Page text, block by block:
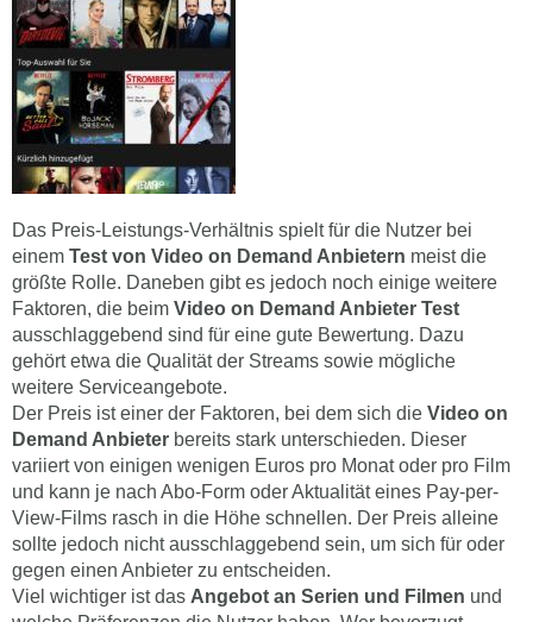
Das Preis-Leistungs-Verhältnis spielt für die Nutzer bei
einem Test von Video on Demand Anbietern meist die
größte Rolle. Daneben gibt es jedoch noch einige weitere
Faktoren, die beim Video on Demand Anbieter Test
ausschlaggebend sind für eine gute Bewertung. Dazu
gehört etwa die Qualität der Streams sowie mögliche
weitere Serviceangebote.
Der Preis ist einer der Faktoren, bei dem sich die Video on
Demand Anbieter bereits stark unterschieden. Dieser
variiert von einigen wenigen Euros pro Monat oder pro Film
und kann je nach Abo-Form oder Aktualität eines Pay-per-
View-Films rasch in die Höhe schnellen. Der Preis alleine
sollte jedoch nicht ausschlaggebend sein, um sich für oder
gegen einen Anbieter zu entscheiden.
Viel wichtiger ist das Angebot an Serien und Filmen und